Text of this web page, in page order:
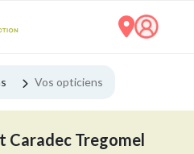
Vos opticiens
Caradec Tregomel